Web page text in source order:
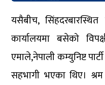
यसैबीच,
कार्यालयमा बसेको
एमाले,नेपाली कम्युनिष्ट
सहभागी भएका थिए।